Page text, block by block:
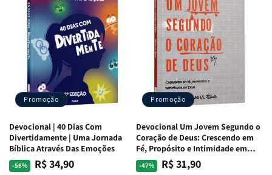
Guerra
Isabelle
S.
Alves
Guerra
|
Isabelle
S.
Alves
Mulheres
da
Bíblia
Equipe
Teológica
Penkal
Mulheres
da
Bíblia
|
Equipe
Teológica
Penkal
Promoção
Devocional | 40 Dias Com
Divertidamente | Uma Jornada
Bíblica Através Das Emoções
-56%
Preço
PreçoR$ 34,90
Promoção
Devocional Um Jovem Segundo o
Coração de Deus: Crescendo em
Fé, Propósito e Intimidade em
Deus
-47%
Preço
PreçoR$ 31,90